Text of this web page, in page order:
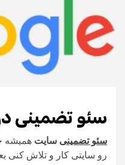
سئو تضمینی
سئو تضمینی سایت همیشه
رو سایتی کار و تلاش کنی